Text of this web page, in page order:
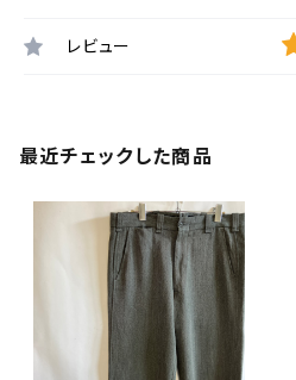
レビュー
最近チェックした商品